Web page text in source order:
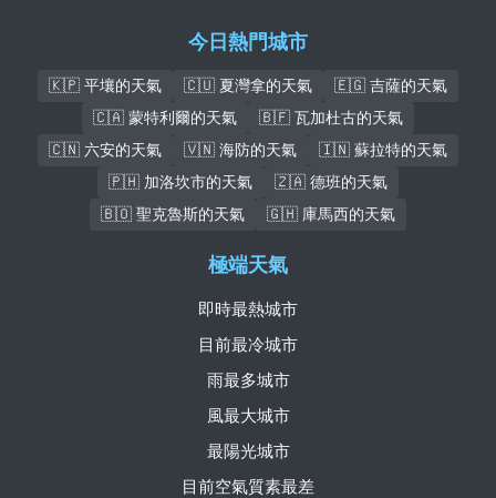
今日熱門城市
🇰🇵 平壤的天氣 🇨🇺 夏灣拿的天氣
🇪🇬 吉薩的天氣
🇨🇦 蒙特利爾的天氣
🇧🇫 瓦加杜古的天氣
🇨🇳 六安的天氣
🇻🇳 海防的天氣
🇮🇳 蘇拉特的天氣
🇵🇭 加洛坎市的天氣
🇿🇦 德班的天氣
🇧🇴 聖克魯斯的天氣
🇬🇭 庫馬西的天氣
極端天氣
即時最熱城市
目前最冷城市
雨最多城市
風最大城市
最陽光城市
目前空氣質素最差